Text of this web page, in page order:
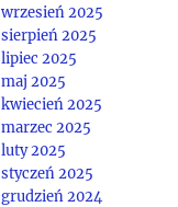
wrzesień 2025
sierpień 2025
lipiec 2025
maj 2025
kwiecień 2025
marzec 2025
luty 2025
styczeń 2025
grudzień 2024